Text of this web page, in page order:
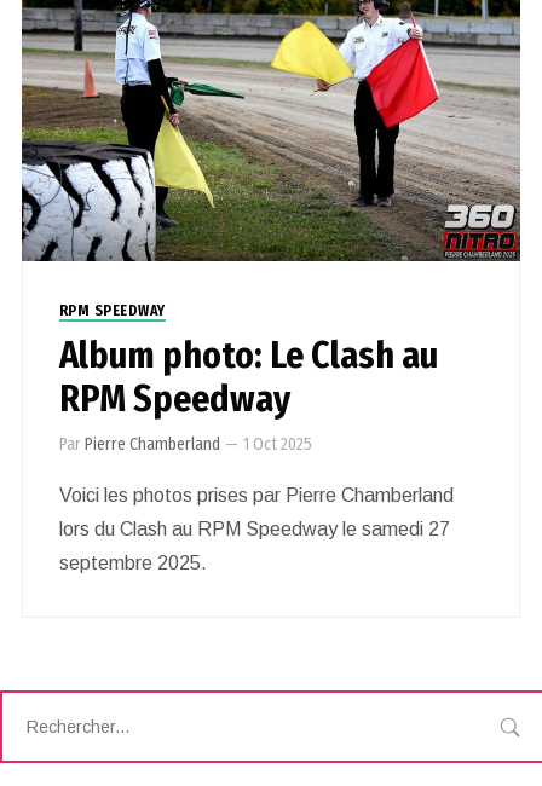
RPM SPEEDWAY
Album photo: Le Clash au
RPM Speedway
ParPierre Chamberland — 1 Oct 2025
Voici les photos prises par Pierre Chamberland
lors du Clash au RPM Speedway le samedi 27
septembre 2025.